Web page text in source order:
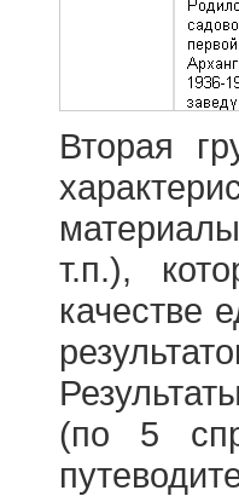
Вторая
т.п.),
качестве
(по 5